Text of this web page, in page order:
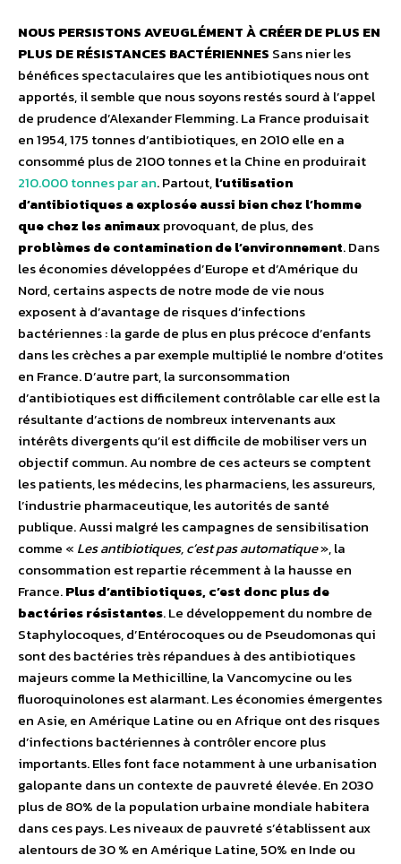
NOUS PERSISTONS AVEUGLÉMENT À CRÉER DE PLUS EN
PLUS DE RÉSISTANCES BACTÉRIENNES Sans nier les
bénéfices spectaculaires que les antibiotiques nous ont
apportés, il semble que nous soyons restés sourd à l’appel
de prudence d’Alexander Flemming. La France produisait
en 1954, 175 tonnes d’antibiotiques, en 2010 elle en a
consommé plus de 2100 tonnes et la Chine en produirait
210.000 tonnes par an. Partout,l’utilisation
d’antibiotiques a explosée aussi bien chez l’homme
que chez les animauxprovoquant, de plus, des
problèmes de contamination de l’environnement. Dans
les économies développées d’Europe et d’Amérique du
Nord, certains aspects de notre mode de vie nous
exposent à d’avantage de risques d’infections
bactériennes : la garde de plus en plus précoce d’enfants
dans les crèches a par exemple multiplié le nombre d’otites
en France. D’autre part, la surconsommation
d’antibiotiques est difficilement contrôlable car elle est la
résultante d’actions de nombreux intervenants aux
intérêts divergents qu’il est difficile de mobiliser vers un
objectif commun. Au nombre de ces acteurs se comptent
les patients, les médecins, les pharmaciens, les assureurs,
l’industrie pharmaceutique, les autorités de santé
publique. Aussi malgré les campagnes de sensibilisation
comme « Les antibiotiques, c’est pas automatique», la
consommation est repartie récemment à la hausse en
France.Plus d’antibiotiques, c’est donc plus de
bactéries résistantes. Le développement du nombre de
Staphylocoques, d’Entérocoques ou de Pseudomonas qui
sont des bactéries très répandues à des antibiotiques
majeurs comme la Methicilline, la Vancomycine ou les
fluoroquinolones est alarmant. Les économies émergentes
en Asie, en Amérique Latine ou en Afrique ont des risques
d’infections bactériennes à contrôler encore plus
importants. Elles font face notamment à une urbanisation
galopante dans un contexte de pauvreté élevée. En 2030
plus de 80% de la population urbaine mondiale habitera
dans ces pays. Les niveaux de pauvreté s’établissent aux
alentours de 30 % en Amérique Latine, 50% en Inde ou